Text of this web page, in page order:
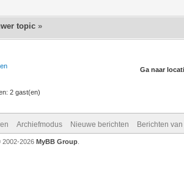
topic »
Ga naar
2 gast(en)
Archiefmodus Nieuwe berichten Berichten
2002-2026 MyBB Group